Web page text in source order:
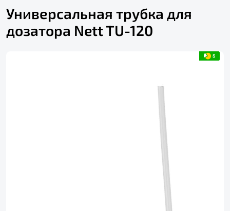
Универсальная трубка для
дозатора Nett TU-120